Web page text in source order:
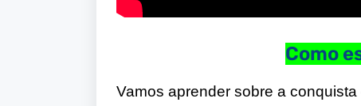
Como
Vamos aprender sobre a